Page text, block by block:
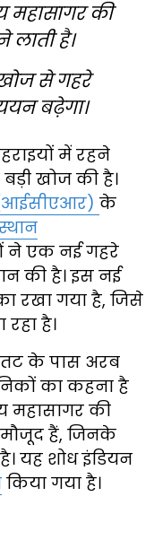
महासागर की
लाती है।
खोज से गहरे
बढ़ेगा।
में रहने
खोज की है।
के
ने एक नई गहरे
की है। इस नई
रखा गया है, जिसे
रहा है।
तट के पास अरब
का कहना है
महासागर की
हैं, जिनके
यह शोध इंडियन
किया गया है।